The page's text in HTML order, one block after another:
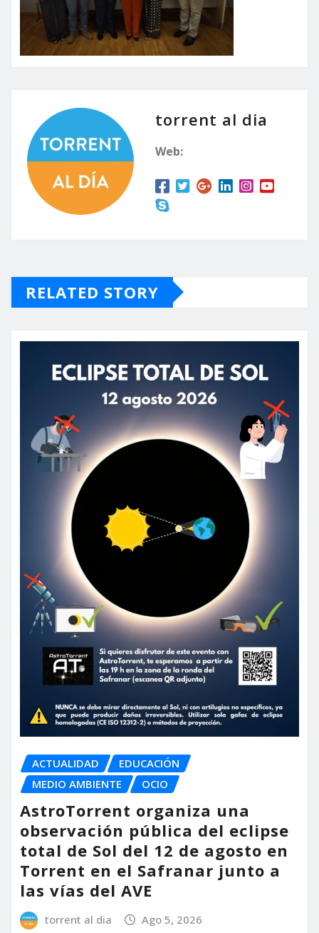
torrent al dia
Web:
RELATED STORY
ACTUALIDAD
EDUCACIÓN
MEDIO AMBIENTE
OCIO
AstroTorrent organiza una
observación pública del eclipse
total de Sol del 12 de agosto en
Torrent en el Safranar junto a
las vías del AVE
torrent al dia Ago 5, 2026